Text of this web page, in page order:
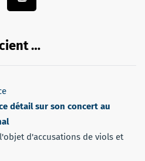
…
détail sur son concert au
d'accusations de viols et